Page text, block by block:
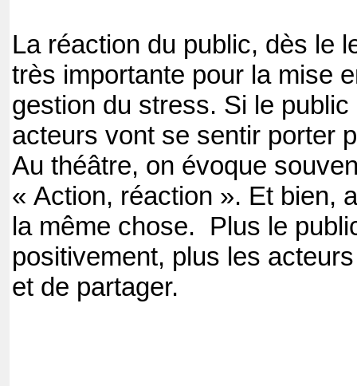
La réaction du public, dès le
très importante pour la mise
gestion du stress. Si le
acteurs vont se sentir porter
Au théâtre, on évoque
« Action, réaction ». Et bien,
la même chose. Plus le
positivement, plus les
et de partager.